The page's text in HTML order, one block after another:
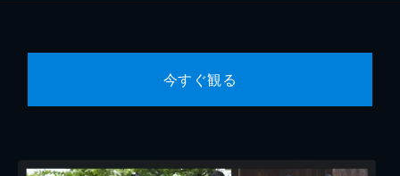
今すぐ観る